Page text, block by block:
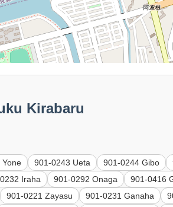
Kirabaru
901-0243 Ueta 901-0244 Gibo
Iraha 901-0292 Onaga 901-0416
901-0221 Zayasu 901-0231 Ganaha